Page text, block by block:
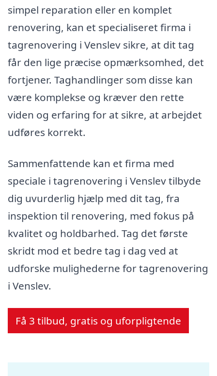
simpel reparation eller en komplet
renovering, kan et specialiseret firma i
tagrenovering i Venslev sikre, at dit tag
får den lige præcise opmærksomhed, det
fortjener. Taghandlinger som disse kan
være komplekse og kræver den rette
viden og erfaring for at sikre, at arbejdet
udføres korrekt.
Sammenfattende kan et firma med
speciale i tagrenovering i Venslev tilbyde
dig uvurderlig hjælp med dit tag, fra
inspektion til renovering, med fokus på
kvalitet og holdbarhed. Tag det første
skridt mod et bedre tag i dag ved at
udforske mulighederne for tagrenovering
i Venslev.
Få 3 tilbud, gratis og uforpligtende